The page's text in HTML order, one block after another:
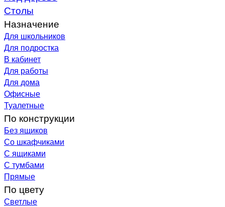
Столы
Назначение
Для школьников
Для подростка
В кабинет
Для работы
Для дома
Офисные
Туалетные
По конструкции
Без ящиков
Со шкафчиками
С ящиками
С тумбами
Прямые
По цвету
Светлые